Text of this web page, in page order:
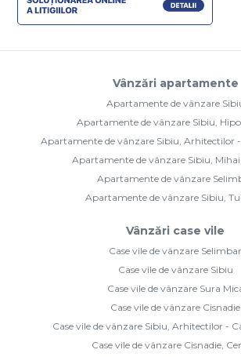
Vânzări apartamente
Apartamente de vânzare
Apartamente de vânzare Sibiu,
Apartamente de vânzare Sibiu, Arhitectilor -
Apartamente de vânzare Sibiu,
Apartamente de vânzare
Apartamente de vânzare Sibiu,
Vânzări case vile
Case vile de vânzare Selimbar
Case vile de vânzare Sibiu
Case vile de vânzare Sura
Case vile de vânzare Cisnadie
Case vile de vânzare Sibiu, Arhitectilor -
Case vile de vânzare Cisnadie,